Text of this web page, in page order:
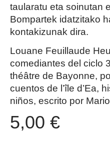
taularatu eta soinutan
Bompartek idatzitako
kontakizunak dira.
Louane Feuillaude
comediantes del ciclo
théâtre de Bayonne,
cuentos de l’île d’Ea,
niños, escrito por
5,00 €